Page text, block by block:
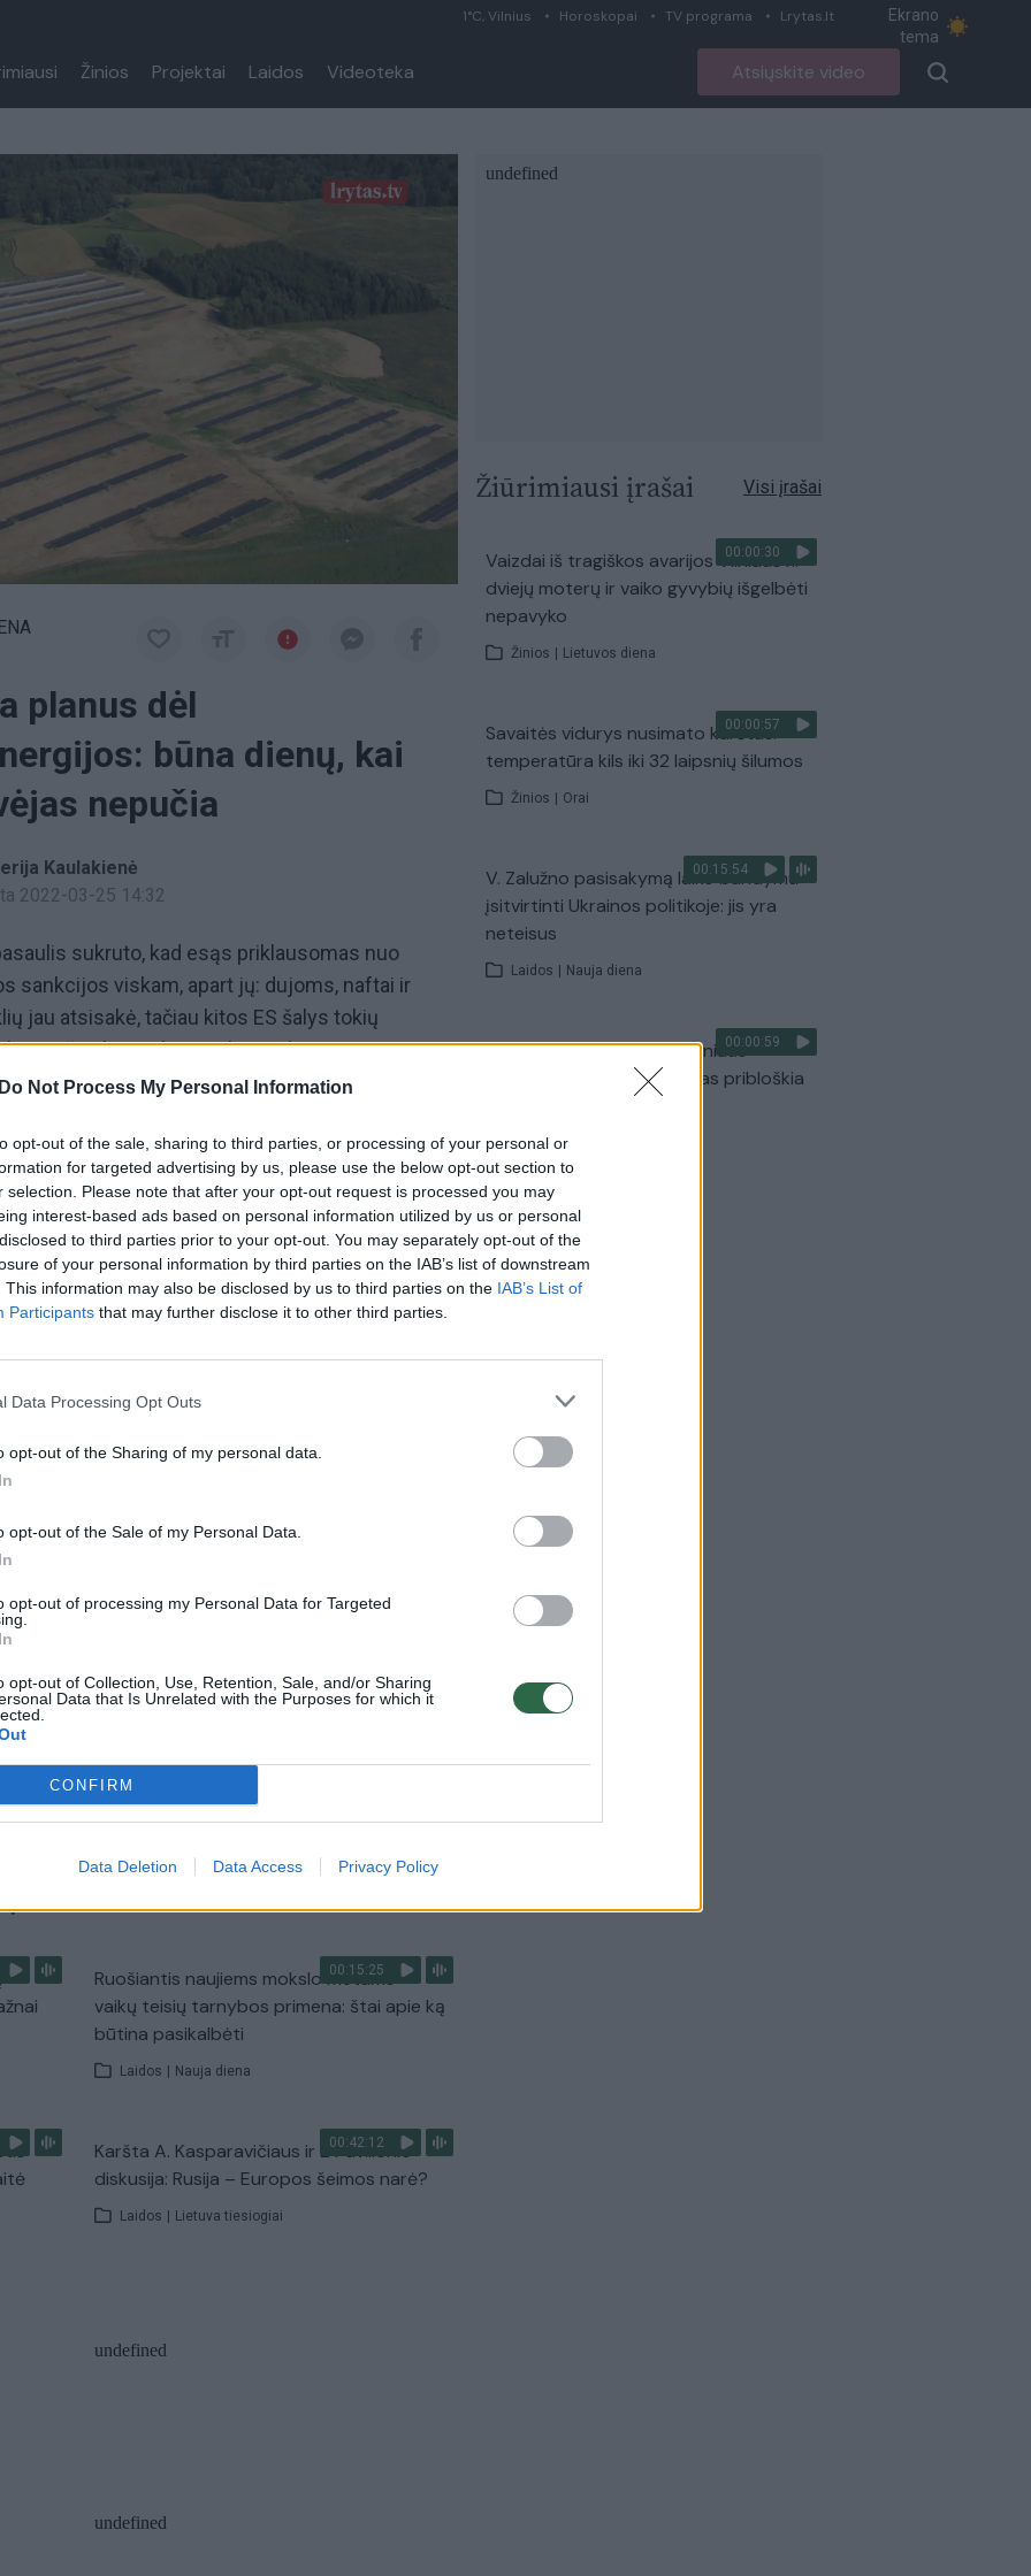
Do Not Process My Personal Information
opt-out of the sale, sharing to third parties, or processing of your personal or
for targeted advertising by us, please use the below opt-out section to
selection. Please note that after your opt-out request is processed you may
interest-based ads based on personal information utilized by us or personal
to third parties prior to your opt-out. You may separately opt-out of the
of your personal information by third parties on the IAB’s list of downstream
This information may also be disclosed by us to third parties on the IAB’s List of
Participants that may further disclose it to other third parties.
Data Processing Opt Outs
opt-out of the Sharing of my personal data.
opt-out of the Sale of my Personal Data.
opt-out of processing my Personal Data for Targeted
opt-out of Collection, Use, Retention, Sale, and/or Sharing
Data that Is Unrelated with the Purposes for which it
CONFIRM
Data Deletion Data Access Privacy Policy
1°C, Vilnius Horoskopai TV programa Lrytas.lt
Ekrano
tema
Žinios Projektai Laidos Videoteka Atsiųskite video
planus dėl
būna dienų, kai
nepučia
Kaulakienė
2022-03-25 14:32
sukruto, kad esąs priklausomas nuo
sankcijos viskam, apart jų: dujoms, naftai ir
jau atsisakė, tačiau kitos ES šalys tokių
ruošti planą ir kurti paketus, kurie Lietuvai
taip nebefinansuoti karo Ukrainoje. Šiandien
Ingrida Šimonyte, kur energetikos ministras
per ateinančius aštuonerius metus 80 proc.
frakcijos tokiam siūlymui pritaria, o
gamtiniai ištekliai Reporteris
Žinios Pasaulis
00:21:56
Kai neveikia technologijos: kaip
Laidos
00:15:25
Ruošiantis naujiems mokslo metams –
vaikų teisių tarnybos primena: štai apie ką
būtina pasikalbėti
Laidos | Nauja diena
00:42:12
Karšta A. Kasparavičiaus ir Ž Pavilionio
diskusija: Rusija – Europos šeimos narė?
Laidos | Lietuva tiesiogiai
Žiūrimiausi įrašai Visi įrašai
00:00:30
Vaizdai iš tragiškos avarijos Vilniaus r.:
dviejų moterų ir vaiko gyvybių išgelbėti
nepavyko
Žinios Lietuvos diena
00:00:57
Savaitės vidurys nusimato karštas:
temperatūra kils iki 32 laipsnių šilumos
Žinios Orai
00:15:54
V. Zalužno pasisakymą laiko bandymu
įsitvirtinti Ukrainos politikoje: jis yra
neteisus
Laidos Nauja diena
00:00:59
Nufilmavo, kaip patvino Vilniaus
Vakarinis aplinkkelis: vaizdas pribloškia